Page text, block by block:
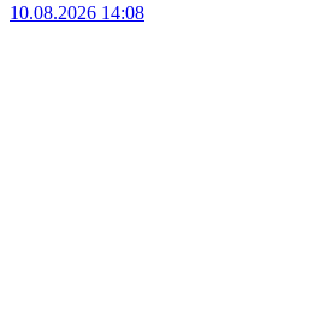
10.08.2026 14:08